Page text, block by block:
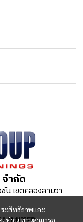
ระสิทธิภาพและ
งท่าน ท่านสามารถ
จำกัด
น เขตคลองสามวา